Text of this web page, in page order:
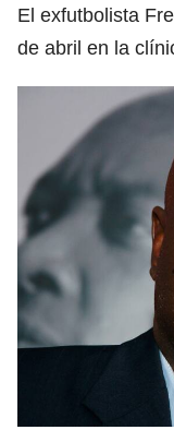
El exfutbolista
de abril en la